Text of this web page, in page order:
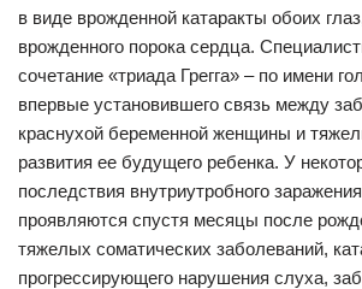
в виде врожденной катаракты обоих
врожденного порока сердца.
сочетание «триада Грегга» – по имени
впервые установившего связь между
краснухой беременной женщины и
развития ее будущего ребенка. У
последствия внутриутробного
проявляются спустя месяцы после
тяжелых соматических заболеваний,
прогрессирующего нарушения слуха,